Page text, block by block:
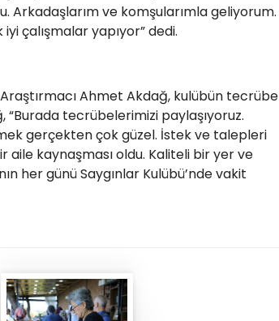
Arkadaşlarım ve komşularımla geliyorum.
çalışmalar yapıyor” dedi.
Ahmet Akdağ, kulübün tecrübe
“Burada tecrübelerimizi paylaşıyoruz.
gerçekten çok güzel. İstek ve talepleri
aile kaynaşması oldu. Kaliteli bir yer ve
her günü Saygınlar Kulübü’nde vakit